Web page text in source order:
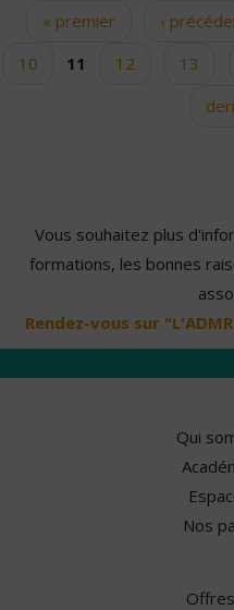
Pages« premier ‹
10
11 12 13
Vous souhaitez plus
formations, les bonnes
Rendez-vous sur
Qui
Nos